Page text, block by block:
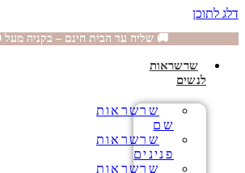
דלג לתוכן
🚚 שליח עד הבית חינם – בקניה מעל 299 ש"ח
שרשראות
לנשים
שרשראות
שם
שרשראות
פנינים
שרשראות